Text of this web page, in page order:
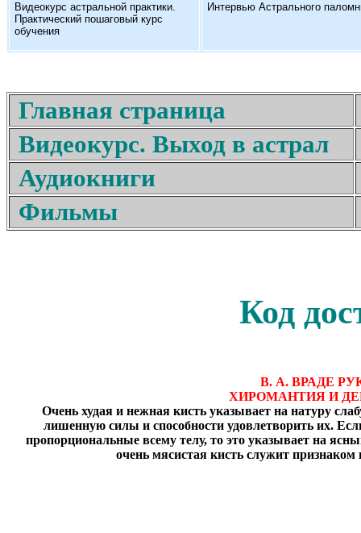
Видеокурс астральной практики.
Практический пошаговый курс
обучения
Интервью Астрального
Главная страница
Видеокурс. Выход в астрал
Аудиокниги
Фильмы
Код
В. А. ВРАДЕ
ХИРОМАНТИЯ И
Очень худая и нежная кисть указывает на натуру
лишенную силы и способности удовлетворить их.
пропорциональные всему телу, то это указывает на
очень мясистая кисть служит